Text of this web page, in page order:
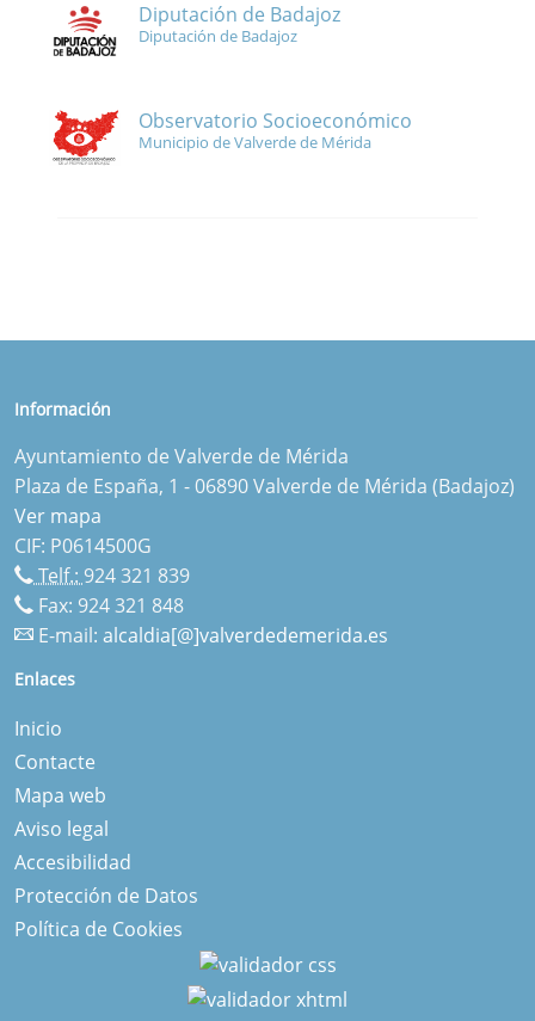
Diputación de Badajoz
Diputación de Badajoz
Observatorio Socioeconómico
Municipio de Valverde de Mérida
Información
Ayuntamiento de Valverde de Mérida
Plaza de España, 1 - 06890 Valverde de Mérida (Badajoz)
Ver mapa
CIF: P0614500G
Telf.: 924 321 839
Fax: 924 321 848
E-mail: alcaldia[@]valverdedemerida.es
Enlaces
Inicio
Contacte
Mapa web
Aviso legal
Accesibilidad
Protección de Datos
Política de Cookies